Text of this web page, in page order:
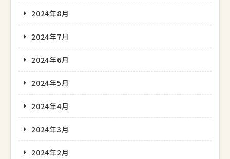
2024年8月
2024年7月
2024年6月
2024年5月
2024年4月
2024年3月
2024年2月